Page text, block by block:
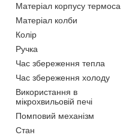
Матеріал корпусу термоса
Матеріал колби
Колір
Ручка
Час збереження тепла
Час збереження холоду
Використання в
мікрохвильовій печі
Помповий механізм
Стан